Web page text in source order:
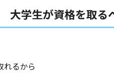
大学生が資格を取る
れるから